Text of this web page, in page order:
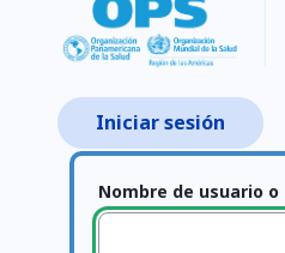
Primary
tabs
Iniciar sesión
Nombre de usuario